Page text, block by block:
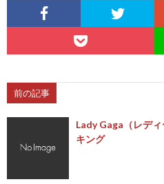
前の記事
Lady Gaga（レデ
キング